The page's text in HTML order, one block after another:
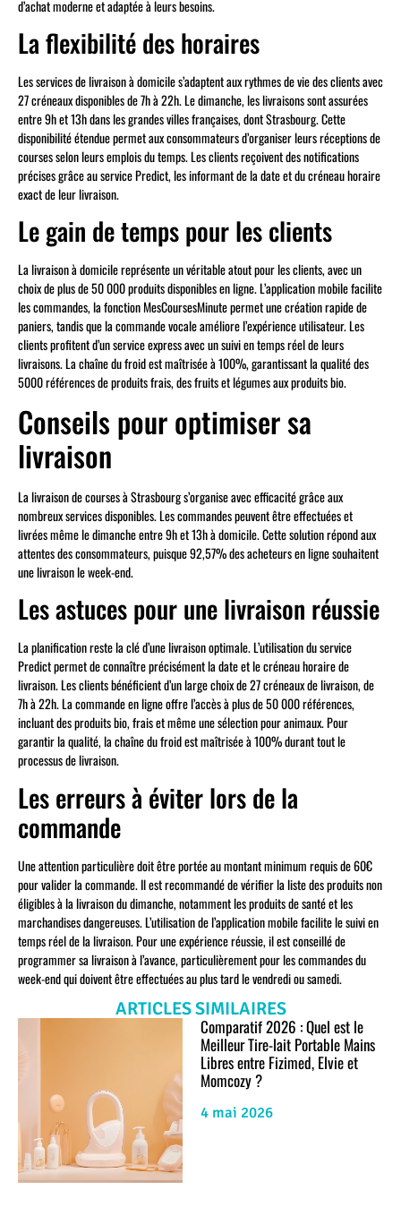
d’achat moderne et adaptée à leurs besoins.
La flexibilité des horaires
Les services de livraison à domicile s’adaptent aux rythmes de vie des clients avec
27 créneaux disponibles de 7h à 22h. Le dimanche, les livraisons sont assurées
entre 9h et 13h dans les grandes villes françaises, dont Strasbourg. Cette
disponibilité étendue permet aux consommateurs d’organiser leurs réceptions de
courses selon leurs emplois du temps. Les clients reçoivent des notifications
précises grâce au service Predict, les informant de la date et du créneau horaire
exact de leur livraison.
Le gain de temps pour les clients
La livraison à domicile représente un véritable atout pour les clients, avec un
choix de plus de 50 000 produits disponibles en ligne. L’application mobile facilite
les commandes, la fonction MesCoursesMinute permet une création rapide de
paniers, tandis que la commande vocale améliore l’expérience utilisateur. Les
clients profitent d’un service express avec un suivi en temps réel de leurs
livraisons. La chaîne du froid est maîtrisée à 100%, garantissant la qualité des
5000 références de produits frais, des fruits et légumes aux produits bio.
Conseils pour optimiser sa
livraison
La livraison de courses à Strasbourg s’organise avec efficacité grâce aux
nombreux services disponibles. Les commandes peuvent être effectuées et
livrées même le dimanche entre 9h et 13h à domicile. Cette solution répond aux
attentes des consommateurs, puisque 92,57% des acheteurs en ligne souhaitent
une livraison le week-end.
Les astuces pour une livraison réussie
La planification reste la clé d’une livraison optimale. L’utilisation du service
Predict permet de connaître précisément la date et le créneau horaire de
livraison. Les clients bénéficient d’un large choix de 27 créneaux de livraison, de
7h à 22h. La commande en ligne offre l’accès à plus de 50 000 références,
incluant des produits bio, frais et même une sélection pour animaux. Pour
garantir la qualité, la chaîne du froid est maîtrisée à 100% durant tout le
processus de livraison.
Les erreurs à éviter lors de la
commande
Une attention particulière doit être portée au montant minimum requis de 60€
pour valider la commande. Il est recommandé de vérifier la liste des produits non
éligibles à la livraison du dimanche, notamment les produits de santé et les
marchandises dangereuses. L’utilisation de l’application mobile facilite le suivi en
temps réel de la livraison. Pour une expérience réussie, il est conseillé de
programmer sa livraison à l’avance, particulièrement pour les commandes du
week-end qui doivent être effectuées au plus tard le vendredi ou samedi.
ARTICLES SIMILAIRES
Comparatif 2026 : Quel est le
Meilleur Tire-lait Portable Mains
Libres entre Fizimed, Elvie et
Momcozy ?
4 mai 2026